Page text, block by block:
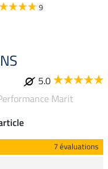
9
5.0
Marit
7 évaluations